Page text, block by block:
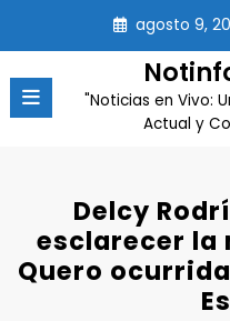
contenido
agosto 9,
"Noticias en Vivo:
Actual y
Delcy
esclarecer la
Quero